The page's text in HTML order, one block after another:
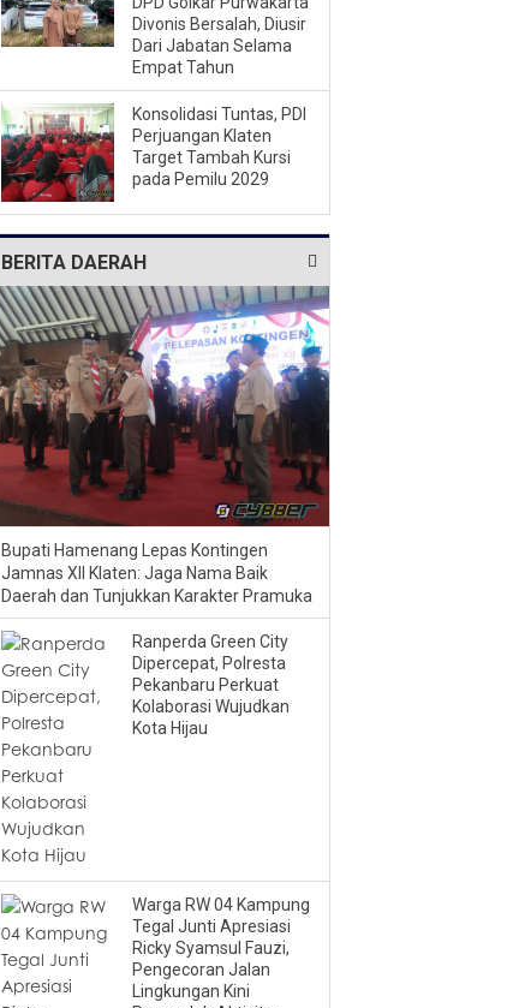
Divonis Bersalah, Diusir
Dari Jabatan Selama
Empat Tahun
Konsolidasi Tuntas, PDI
Perjuangan Klaten
Target Tambah Kursi
pada Pemilu 2029
BERITA DAERAH
Bupati Hamenang Lepas Kontingen
Jamnas XII Klaten: Jaga Nama Baik
Daerah dan Tunjukkan Karakter Pramuka
Ranperda Green City
Dipercepat, Polresta
Pekanbaru Perkuat
Kolaborasi Wujudkan
Kota Hijau
Warga RW 04 Kampung
Tegal Junti Apresiasi
Ricky Syamsul Fauzi,
Pengecoran Jalan
Lingkungan Kini